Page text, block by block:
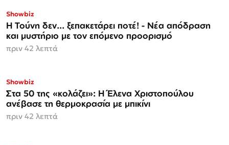
Showbiz
Η Τούνη δεν... ξεπακετάρει ποτέ! - Νέα απόδραση
και μυστήριο με τον επόμενο προορισμό
πριν 42 λεπτά
Showbiz
Στα 50 της «κολάζει»: Η Έλενα Χριστοπούλου
ανέβασε τη θερμοκρασία με μπικίνι
πριν 42 λεπτά